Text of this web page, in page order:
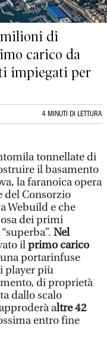
milioni di
carico da
impiegati per
4 MINUTI DI LETTURA
tonnellate di
il basamento
la faranoica opera
del Consorzio
Webuild e che
dei primi
Nel
ilprimo carico
portarinfuse
player più
di proprietà
dallo scalo
altre 42
entro fine